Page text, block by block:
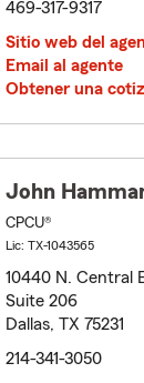
469-317-9317
Sitio web del
Email al agente
Obtener una
John
CPCU®
Lic: TX-1043565
10440 N. Central
Suite 206
Dallas, TX 75231
214-341-3050